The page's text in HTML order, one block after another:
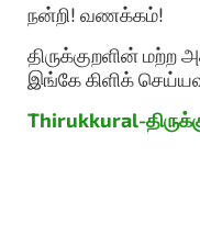
நன்றி! வணக்கம்!
திருக்குறளின்
இங்கே கிளிக்
Thirukkural-